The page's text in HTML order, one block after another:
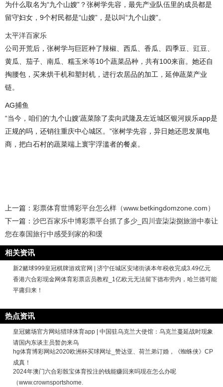
为什么取名为“九个山嫂”？张树学先容，最先产业队伍里的成员都是
留守妇女，9个村民都是“山嫂”，是以叫“九个山嫂”。
太平洋百家乐
公司开荒后，张树学与巨匠种了辣椒、西瓜、香瓜、四季豆、豇豆、
黄瓜、茄子、南瓜、糯玉米等10个蔬菜品种，共有100来亩。她还自
掏腰包，买来烘干机和塑封机，进行农居品的加工，延伸蔬菜产业
链。
AG捕鱼
“当今，咱们的‘九个山嫂’蔬菜除了卖向武隆及左近城区银河娱乐app是
正规的吗，还销往重庆中心城区。”张树学先容，异日她还思发展电
商，把白石村的蔬菜端上寰宇浮滥者的餐桌。
上一篇： 彩票体育世博彩平台怎么样（www.betkingdomzone.com）
下一篇： 沙巴百家乐中博彩票平台抓了多少_四川壹柒柒捌旅游中泰让
您在泰国旅行中感受到家的和缓
相关资讯
新2赌球999皇冠棋牌游戏官网 | 济宁任城区安堵街谈本年税收完成3.49亿元
香港六合彩现金网体育彩票店员教程_1亿欧元无法留下德布劳内，哈兰德可能
平庸归来！
热点资讯
皇冠赌场官方网站猎球体育app | 中国驻乌克兰大使馆：乌克兰蔓延战时现象
请国内东谈主员暂勿来乌
hg体育博彩网站2020欧洲杯买球网址_赞达亚、荷兰弟订婚，《蜘蛛侠》CP
成真！
2024年澳门六合彩骰宝体育投注的钱能赚回来吗现在怎么办呢
（www.crownsportshome.